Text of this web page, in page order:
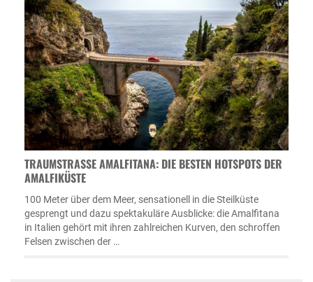
TRAUMSTRASSE AMALFITANA: DIE BESTEN HOTSPOTS DER A
MALFIKÜSTE
100 Meter über dem Meer, sensationell in die Steilküste
gesprengt und dazu spektakuläre Ausblicke: die Amalfitana
in Italien gehört mit ihren zahlreichen Kurven, den schroffen
Felsen zwischen der …